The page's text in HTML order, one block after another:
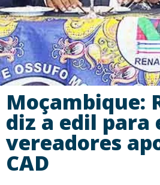
Moçambique:
diz a edil para
vereadores
CAD